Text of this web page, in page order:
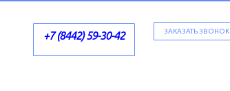
ЗАКАЗАТЬ ЗВОНОК
+7 (8442) 59-30-42